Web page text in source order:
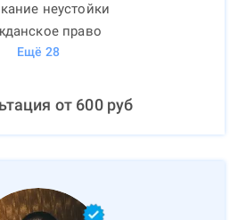
неустойки
право
Ещё 28
от 600руб